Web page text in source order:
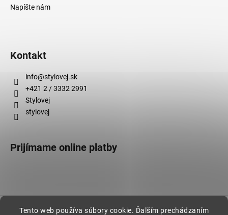
Tento web používa súbory cookie. Ďalším prechádzaním
Napíšte nám
Kontakt
info@stylovej.sk
+421 2 / 3332 2991
Stylovej
stylovej
Prijímame online platby
Vytvoril Shoptet